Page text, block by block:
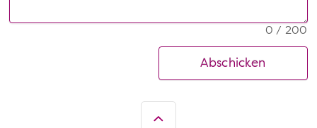
0 / 200
Abschicken